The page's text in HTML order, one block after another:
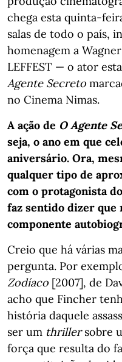
chega esta quinta-
salas de todo o país,
homenagem a
LEFFEST — o ator
Agente Secreto
no Cinema Nimas.
A ação de O Agente
seja, o ano em que
aniversário. Ora,
qualquer tipo de
com o protagonista
faz sentido dizer que
componente
Creio que há várias
pergunta. Por
Zodíaco [2007], de
acho que Fincher
história daquele
ser um thrillersobre
força que resulta do